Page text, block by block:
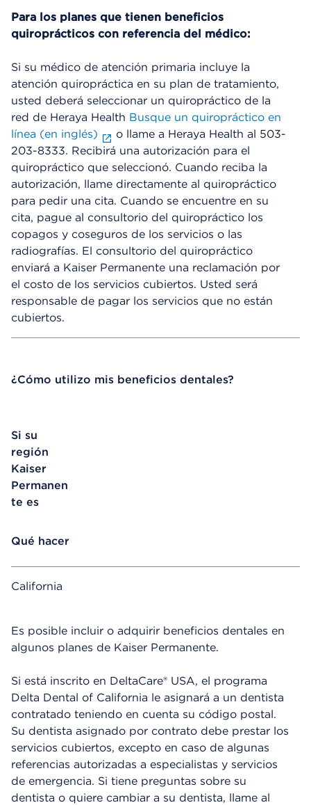
Para los planes que tienen beneficios
quiroprácticos con referencia del médico:
Si su médico de atención primaria incluye la
atención quiropráctica en su plan de tratamiento,
usted deberá seleccionar un quiropráctico de la
red de Heraya Health Busque un quiropráctico en
línea (en inglés)
o llame a Heraya Health al 503-
203-8333. Recibirá una autorización para el
quiropráctico que seleccionó. Cuando reciba la
autorización, llame directamente al quiropráctico
para pedir una cita. Cuando se encuentre en su
cita, pague al consultorio del quiropráctico los
copagos y coseguros de los servicios o las
radiografías. El consultorio del quiropráctico
enviará a Kaiser Permanente una reclamación por
el costo de los servicios cubiertos. Usted será
responsable de pagar los servicios que no están
cubiertos.
¿Cómo utilizo mis beneficios dentales?
Si su
región
Kaiser
Permanen
te es
Qué hacer
California
Es posible incluir o adquirir beneficios dentales en
algunos planes de Kaiser Permanente.
Si está inscrito en DeltaCare® USA, el programa
Delta Dental of California le asignará a un dentista
contratado teniendo en cuenta su código postal.
Su dentista asignado por contrato debe prestar los
servicios cubiertos, excepto en caso de algunas
referencias autorizadas a especialistas y servicios
de emergencia. Si tiene preguntas sobre su
dentista o quiere cambiar a su dentista, llame al